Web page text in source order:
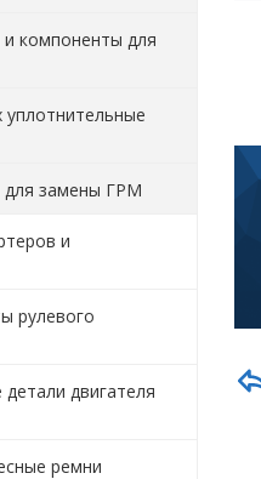
компоненты для
для замены ГРМ
и
рулевого
двигателя
ремни